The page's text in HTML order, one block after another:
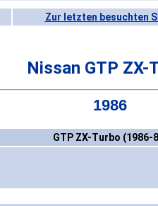
Zur letzten besuchten
Nissan GTP ZX-
1986
GTP ZX-Turbo (1986-